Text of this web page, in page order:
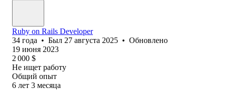
Ruby on Rails Developer
34 года • Был 27 августа 2025 • Обновлено
19 июня 2023
2 000 $
Не ищет работу
Общий опыт
6 лет 3 месяца